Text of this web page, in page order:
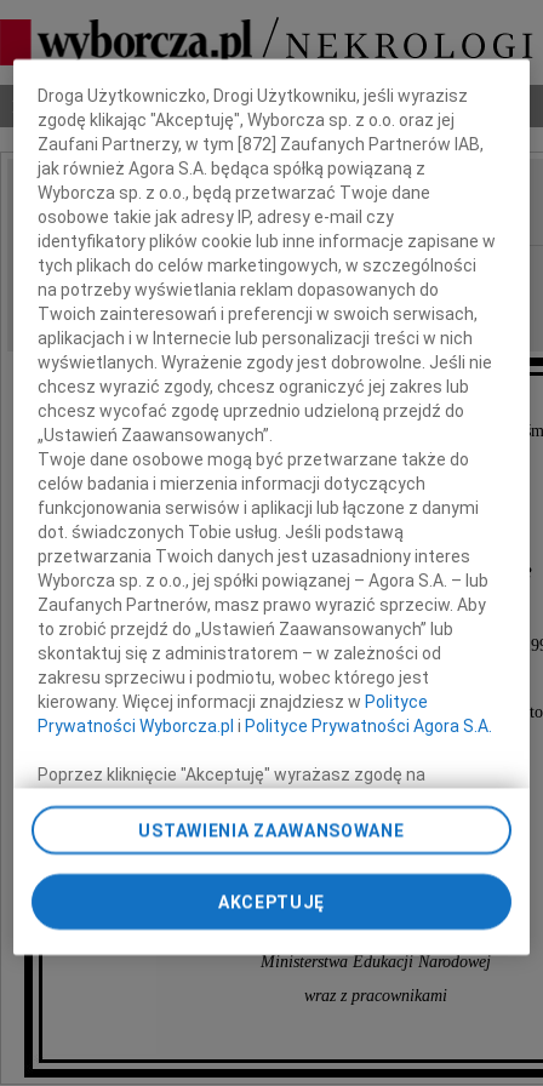
Nekrologi Odeszli Poradnik pogrzebowy
IMIĘ I NAZWISKO: Danuta Grabowska
REGION: Radom
DATA EMISJI: 07.07.2026
Z ogromnym smutkiem przyjęliśmy wiadomość o
Danuty Grabowskiej
wiceminister edukacji narodowej w latach 1993-
posłanki na Sejm Rzeczypospolitej Polskiej,
cenionej polityczki oraz zasłużonej nauczycielki i
Rodzinie Zmarłej
składamy serdeczne kondolencje,
a także wyrazy głębokiego współczucia.
Kierownictwo
Ministerstwa Edukacji Narodowej
wraz z pracownikami
Dbamy o Twoją prywatność
Droga Użytkowniczko, Drogi Użytkowniku, jeśli wyrazisz
zgodę klikając "Akceptuję", Wyborcza sp. z o.o. oraz jej
Zaufani Partnerzy, w tym [872 ] Zaufanych Partnerów IAB,
jak również Agora S.A. będąca spółką powiązaną z
Wyborcza sp. z o.o., będą przetwarzać Twoje dane
osobowe takie jak adresy IP, adresy e-mail czy
identyfikatory plików cookie lub inne informacje zapisane w
tych plikach do celów marketingowych, w szczególności
na potrzeby wyświetlania reklam dopasowanych do
Twoich zainteresowań i preferencji w swoich serwisach,
aplikacjach i w Internecie lub personalizacji treści w nich
wyświetlanych. Wyrażenie zgody jest dobrowolne. Jeśli nie
chcesz wyrazić zgody, chcesz ograniczyć jej zakres lub
chcesz wycofać zgodę uprzednio udzieloną przejdź do
„Ustawień Zaawansowanych”.
Twoje dane osobowe mogą być przetwarzane także do
celów badania i mierzenia informacji dotyczących
funkcjonowania serwisów i aplikacji lub łączone z danymi
dot. świadczonych Tobie usług. Jeśli podstawą
przetwarzania Twoich danych jest uzasadniony interes
Wyborcza sp. z o.o., jej spółki powiązanej – Agora S.A. – lub
Zaufanych Partnerów, masz prawo wyrazić sprzeciw. Aby
to zrobić przejdź do „Ustawień Zaawansowanych” lub
skontaktuj się z administratorem – w zależności od
zakresu sprzeciwu i podmiotu, wobec którego jest
kierowany. Więcej informacji znajdziesz w Polityce
Prywatności Wyborcza.pl i Polityce Prywatności Agora S.A.
Poprzez kliknięcie "Akceptuję" wyrażasz zgodę na
Wyborczej sp. z o. o. jej Zaufanych Partnerów i Agora S.A.
na Twoim urządzeniu końcowym. Możesz też w każdej
chwili zmienić swoje preferencje dot. plików cookie,
ponownie wywołując narzędzie do zarządzania Twoimi
preferencjami dot. przetwarzania danych poprzez
przechodząc do sekcji „Ustawienia zaawansowane”.
Zmiana ustawień plików cookie możliwa jest także za
My, nasi Zaufani Partnerzy i Agora S.A. możemy
USTAWIENIA ZAAWANSOWANE
AKCEPTUJĘ